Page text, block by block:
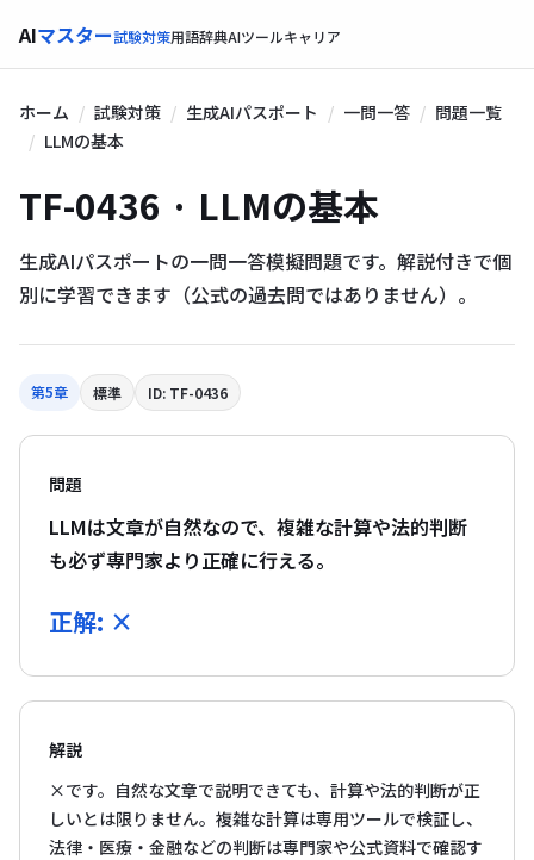
AIマスター試験対策用語辞典AIツールキャリア
ホーム 試験対策 生成AIパスポート 一問一答
問題一覧
LLMの基本
TF-0436 · LLMの基本
生成AIパスポートの一問一答模擬問題です。解説付きで個
別に学習できます（公式の過去問ではありません）。
第5章 標準 ID: TF-0436
問題
LLMは文章が自然なので、複雑な計算や法的判断
も必ず専門家より正確に行える。
正解: ×
解説
×です。自然な文章で説明できても、計算や法的判断が正
しいとは限りません。複雑な計算は専用ツールで検証し、
法律・医療・金融などの判断は専門家や公式資料で確認す